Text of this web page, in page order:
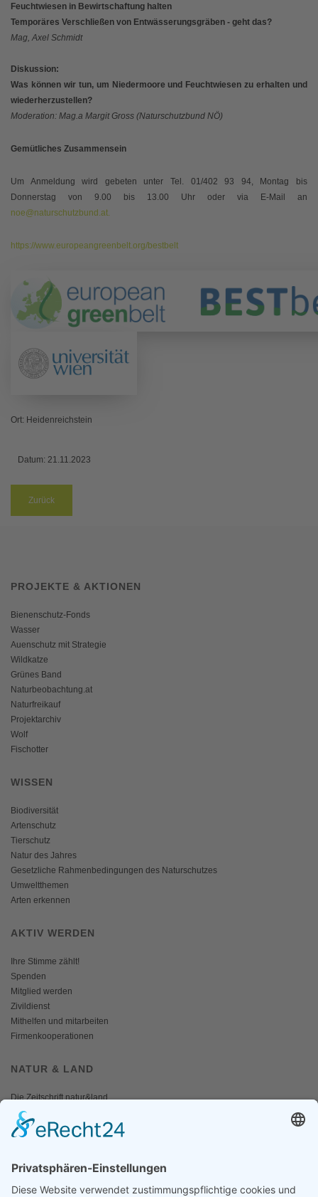
Feuchtwiesen in Bewirtschaftung halten
Temporäres Verschließen von Entwässerungsgräben - geht das?
Mag, Axel Schmidt
Diskussion:
Was können wir tun, um Niedermoore und Feuchtwiesen zu erhalten und
wiederherzustellen?
Moderation: Mag.a Margit Gross (Naturschutzbund NÖ)
Gemütliches Zusammensein
Um Anmeldung wird gebeten unter Tel. 01/402 93 94, Montag bis
Donnerstag von 9.00 bis 13.00 Uhr oder via E-Mail an
noe@naturschutzbund.at.
https://www.europeangreenbelt.org/bestbelt
Ort: Heidenreichstein
Datum: 21.11.2023
Zurück
PROJEKTE & AKTIONEN
Bienenschutz-Fonds
Wasser
Auenschutz mit Strategie
Wildkatze
Grünes Band
Naturbeobachtung.at
Naturfreikauf
Projektarchiv
Wolf
Fischotter
WISSEN
Biodiversität
Artenschutz
Tierschutz
Natur des Jahres
Gesetzliche Rahmenbedingungen des Naturschutzes
Umweltthemen
Arten erkennen
AKTIV WERDEN
Ihre Stimme zählt!
Spenden
Mitglied werden
Zivildienst
Mithelfen und mitarbeiten
Firmenkooperationen
NATUR & LAND
Die Zeitschrift natur&land
Archiv
Mediadaten
Fotos und Logos